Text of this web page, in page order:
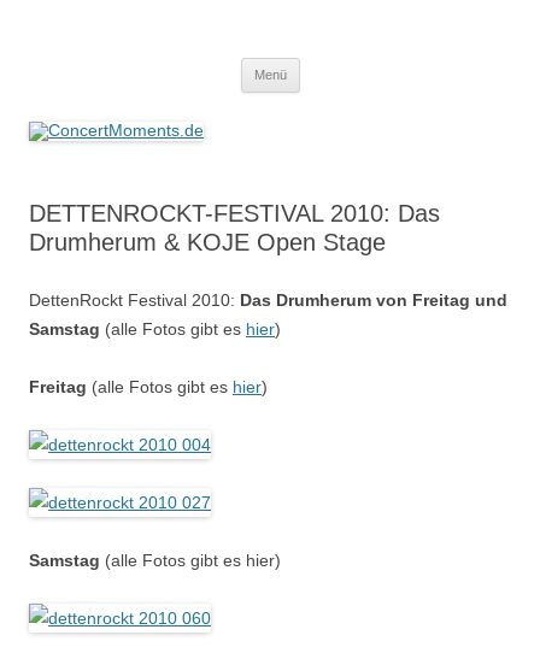
Menü
DETTENROCKT-FESTIVAL 2010: Das
Drumherum & KOJE Open Stage
DettenRockt Festival 2010: Das Drumherum von Freitag und
Samstag (alle Fotos gibt es hier)
Freitag (alle Fotos gibt es hier)
Samstag (alle Fotos gibt es hier)